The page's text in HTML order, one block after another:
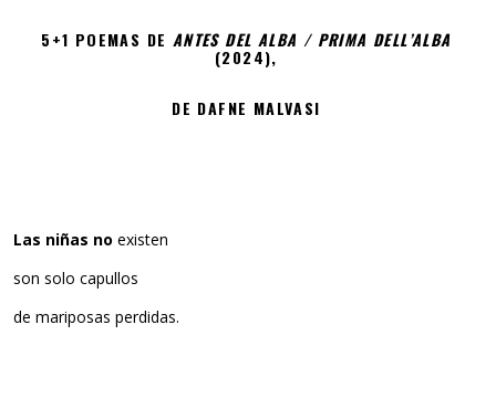
5+1 POEMAS DE ANTES DEL ALBA / PRIMA DELL’ALBA
(2024),
DE DAFNE MALVASI
Las niñas no existen
son solo capullos
de mariposas perdidas.